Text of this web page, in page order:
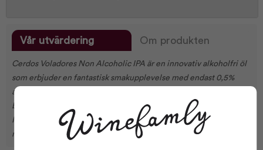
Vår utvärdering Om produkten
Cerdos Voladores Non Alcoholic IPA är en innovativ alkoholfri öl
som erbjuder en fantastisk smakupplevelse med endast 0,5%
alkohol. Denna IPA kombinerar fruktiga aromer med en lätt
bitterhet, perfekt för dem som vill njuta av en öl utan berusning.
Idealisk för sociala tillställningar eller som följeslagare till en lätt
middag.